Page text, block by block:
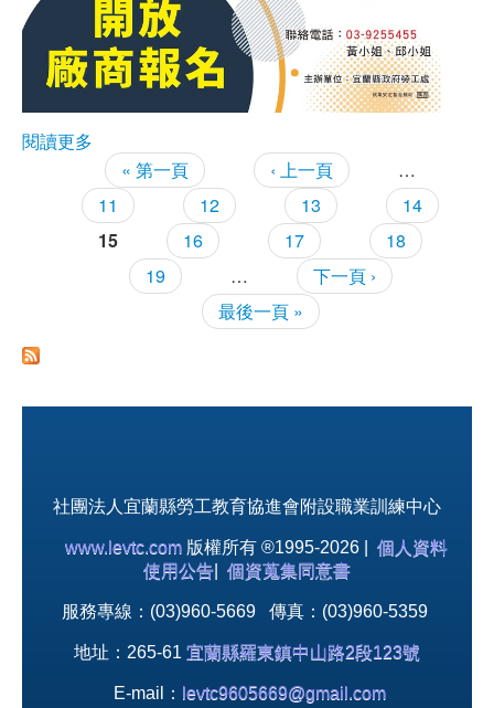
閱讀更多
徵才訊息，就業媒合~
« 第一頁 ‹ 上一頁
…
11
12 13
14
15
16 17
18
19
…
下一頁 ›
最後一頁 »
社團法人宜蘭縣勞工教育協進會附設職業訓練中心
www.levtc.com 版權所有 ®1995-2026 | 個人資料
使用公告
個資蒐集同意書
服務專線：(03)960-5669 傳真：(03)960-5359
地址：265-61 宜蘭縣羅東鎮中山路2段123號
E-mail： levtc9605669@gmail.com